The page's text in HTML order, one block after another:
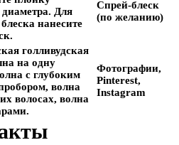
Для
нанесите
Спрей-блеск
(по желанию)
голливудская
на одну
с глубоким
волна
волосах, волна
Фотографии,
Pinterest,
Instagram